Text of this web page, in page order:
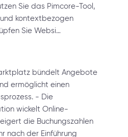
Sie das Pimcore-Tool,
kontextbezogen
Sie Websi…
bündelt Angebote
ermöglicht einen
- Die
wickelt Online-
die Buchungszahlen
nach der Einführung